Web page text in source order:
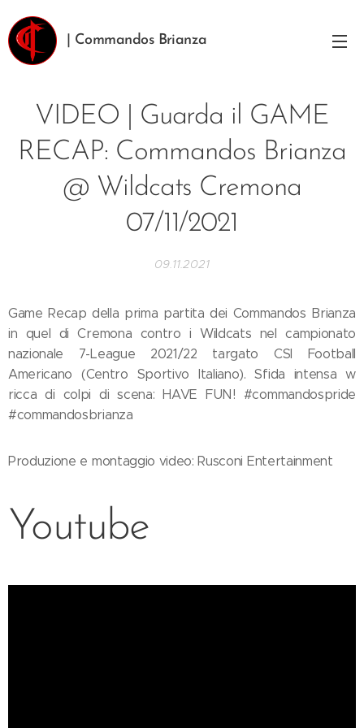
| Commandos Brianza
VIDEO | Guarda il GAME
RECAP: Commandos Brianza
@ Wildcats Cremona
07/11/2021
09.11.2021
Game Recap della prima partita dei Commandos Brianza
in quel di Cremona contro i Wildcats nel campionato
nazionale 7-League 2021/22 targato CSI Football
Americano (Centro Sportivo Italiano). Sfida intensa w
ricca di colpi di scena: HAVE FUN! #commandospride
#commandosbrianza
Produzione e montaggio video: Rusconi Entertainment
Youtube